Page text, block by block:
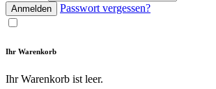
Anmelden Passwort vergessen?
Ihr Warenkorb
Ihr Warenkorb ist leer.